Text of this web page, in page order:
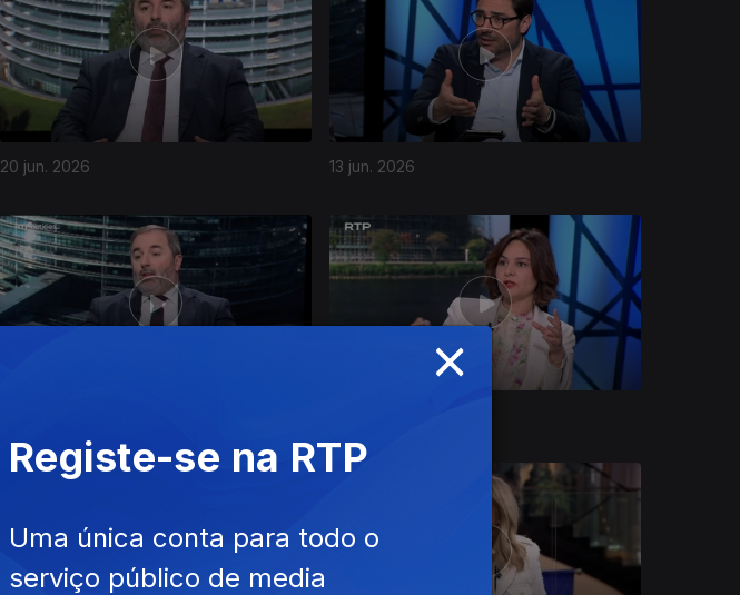
20 jun. 2026 13 jun. 2026
×
Registe-se na RTP
Uma única conta para todo o
serviço público de media